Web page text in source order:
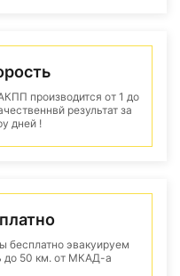
производится от 1 до
результат за
дней !
бесплатно эвакуируем
до 50 км. от МКАД-а